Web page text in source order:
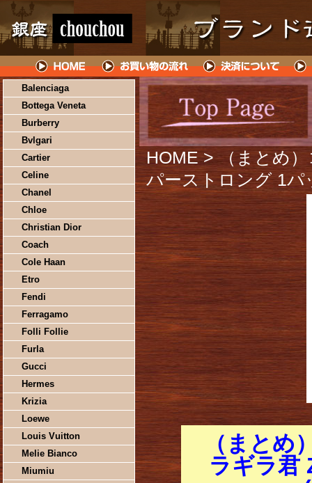
Balenciaga
Bottega Veneta
Burberry
Bvlgari
Cartier
Celine
Chanel
Chloe
Christian Dior
Coach
Cole Haan
Etro
Fendi
Ferragamo
Folli Follie
Furla
Gucci
Hermes
Krizia
Loewe
Louis Vuitton
Melie Bianco
Miumiu
HOME > （まとめ
パーストロング 1パ
（まとめ
ラギラ君